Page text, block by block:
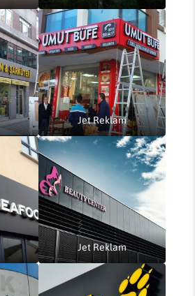
Jet Reklam
Jet Reklam